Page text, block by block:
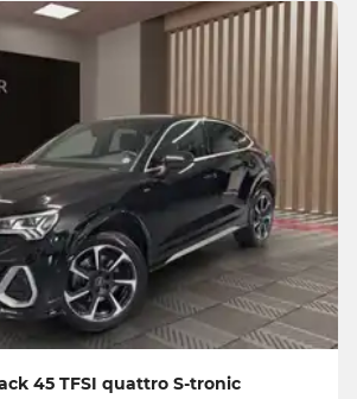
45 TFSI quattro S-tronic